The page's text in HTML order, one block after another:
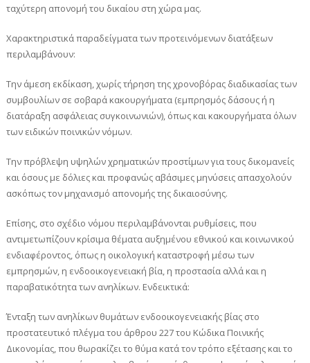
ταχύτερη απονομή του δικαίου στη χώρα μας.
Χαρακτηριστικά παραδείγματα των προτεινόμενων διατάξεων
περιλαμβάνουν:
Την άμεση εκδίκαση, χωρίς τήρηση της χρονοβόρας διαδικασίας των
συμβουλίων σε σοβαρά κακουργήματα (εμπρησμός δάσους ή η
διατάραξη ασφάλειας συγκοινωνιών), όπως και κακουργήματα όλων
των ειδικών ποινικών νόμων.
Την πρόβλεψη υψηλών χρηματικών προστίμων για τους δικομανείς
και όσους με δόλιες και προφανώς αβάσιμες μηνύσεις απασχολούν
ασκόπως τον μηχανισμό απονομής της δικαιοσύνης.
Επίσης, στο σχέδιο νόμου περιλαμβάνονται ρυθμίσεις, που
αντιμετωπίζουν κρίσιμα θέματα αυξημένου εθνικού και κοινωνικού
ενδιαφέροντος, όπως η οικολογική καταστροφή μέσω των
εμπρησμών, η ενδοοικογενειακή βία, η προστασία αλλά και η
παραβατικότητα των ανηλίκων. Ενδεικτικά:
Ένταξη των ανηλίκων θυμάτων ενδοοικογενειακής βίας στο
προστατευτικό πλέγμα του άρθρου 227 του Κώδικα Ποινικής
Δικονομίας, που θωρακίζει το θύμα κατά τον τρόπο εξέτασης και το